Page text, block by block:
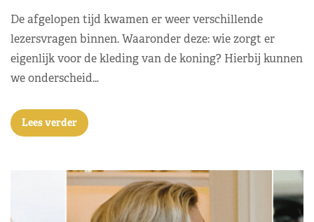
De afgelopen tijd kwamen er weer verschillende
lezersvragen binnen. Waaronder deze: wie zorgt er
eigenlijk voor de kleding van de koning? Hierbij kunnen
we onderscheid…
Lees verder